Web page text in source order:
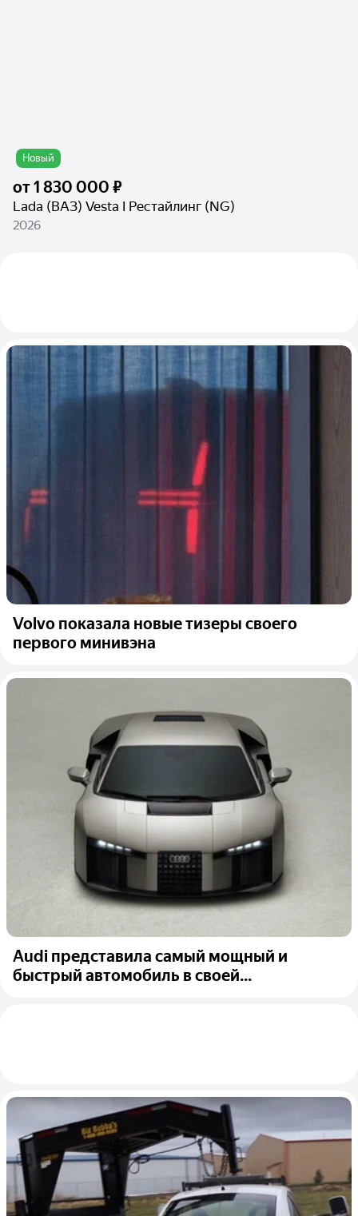
Новый
от1 830 000 ₽
Lada (ВАЗ) Vesta I Рестайлинг (NG)
2026
Volvo показала новые тизеры своего
первого минивэна
Audi представила самый мощный и
быстрый автомобиль в своей...